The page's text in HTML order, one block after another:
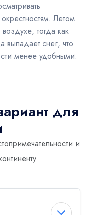
Летом
тогда как
выпадает снег, что
менее удобными.
для
и